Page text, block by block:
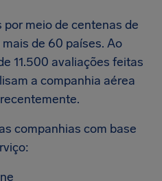
meio de centenas de
de 60 países. Ao
11.500 avaliações feitas
a companhia aérea
companhias com base